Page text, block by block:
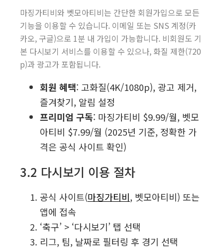
마징가티비와 벳모아티비는 간단한 회원가입으로 모든
기능을 이용할 수 있습니다. 이메일 또는 SNS 계정(카
카오, 구글)으로 1분 내 가입이 가능합니다. 비회원도 기
본 다시보기 서비스를 이용할 수 있으나, 화질 제한(720
p)과 광고가 포함됩니다.
회원 혜택: 고화질(4K/1080p), 광고 제거,
즐겨찾기, 알림 설정
프리미엄 구독: 마징가티비 $9.99/월, 벳모
아티비 $7.99/월 (2025년 기준, 정확한 가
격은 공식 사이트 확인)
3.2 다시보기 이용 절차
공식 사이트(마징가티비, 벳모아티비) 또는
앱에 접속
‘축구’ > ‘다시보기’ 탭 선택
리그, 팀, 날짜로 필터링 후 경기 선택